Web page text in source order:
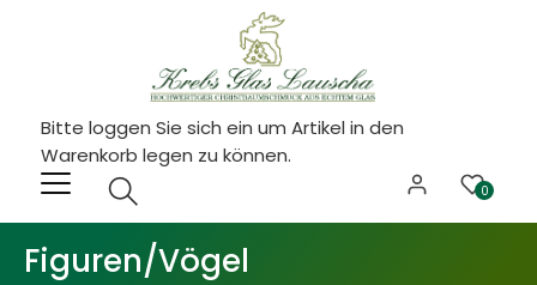
Bitte loggen Sie sich ein um Artikel in den
Warenkorb legen zu können.
0
Figuren/Vögel